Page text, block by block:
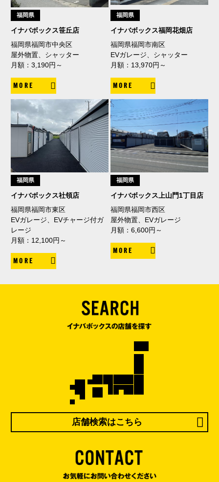
福岡県
イナバボックス笹丘店
福岡県福岡市中央区
屋外物置、シャッター
月額：3,190円～
MORE
福岡県
イナバボックス福岡花畑店
福岡県福岡市南区
EVガレージ、シャッター
月額：13,970円～
MORE
福岡県
イナバボックス社領店
福岡県福岡市東区
EVガレージ、EVチャージ付ガ
レージ
月額：12,100円～
MORE
福岡県
イナバボックス上山門1丁目店
福岡県福岡市西区
屋外物置、EVガレージ
月額：6,600円～
MORE
店舗検索はこちら